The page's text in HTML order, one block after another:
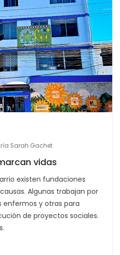
Sarah Gachet
vidas
existen fundaciones
Algunas trabajan por
enfermos y otras para
de proyectos sociales.